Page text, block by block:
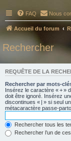
FAQ Nous
Accueil du forum
Rechercher
REQUÊTE DE LA
Rechercher par mots-
Insérez le caractère « + »
doit être ignoré. Insérez
discontinues « | » si seul
métacaractère passe-
Rechercher tous les
Rechercher l’un de